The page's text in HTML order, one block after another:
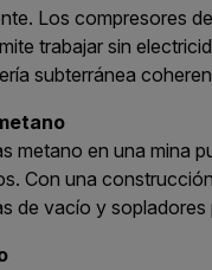
Los compresores
trabajar sin
subterránea
metano en una mina
Con una
de vacío y